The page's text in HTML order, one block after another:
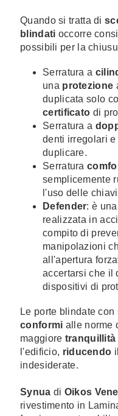
Quando si tratta di
blindati occorre
possibili per la
Serratura a
una protezione
duplicata solo
certificato di
Serratura a
denti irregolari
duplicare.
Serratura
semplicemente
l'uso delle
Defender: è
realizzata in
compito di
manipolazioni
all'apertura
accertarsi che il
dispositivi di
Le porte blindate con
conformi alle norme
maggiore tranquillità
l'edificio, riducendo
indesiderate.
Synua di Oikos
rivestimento in